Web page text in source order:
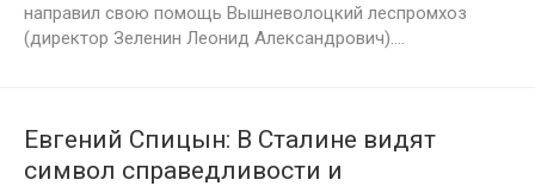
направил свою помощь Вышневолоцкий леспромхоз
(директор Зеленин Леонид Александрович)....
Евгений Спицын: В Cталине видят
символ справедливости и